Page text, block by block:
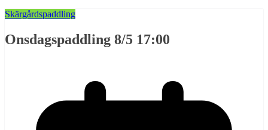
Skärgårdspaddling
Onsdagspaddling 8/5 17:00